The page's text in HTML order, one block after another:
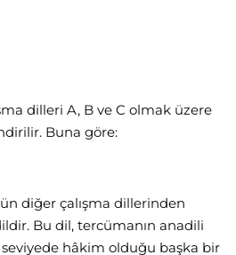
dilleri A, B ve C olmak üzere
Buna göre:
diğer çalışma dillerinden
Bu dil, tercümanın anadili
seviyede hâkim olduğu başka bir